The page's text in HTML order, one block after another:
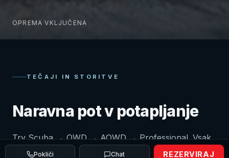
OPREMA VKLJUČENA
TEČAJI IN STORITVE
Naravna pot v potapljanje
Try Scuba → OWD → AOWD → Professional. Vsak
korak v svojem tempu, z istimi inštruktorji.
Pokliči Chat REZERVIRAJ